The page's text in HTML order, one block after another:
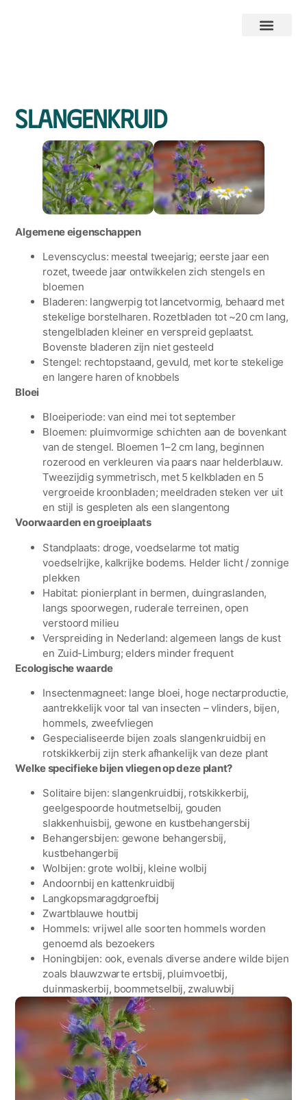
Slangenkruid
Algemene eigenschappen
Levenscyclus: meestal tweejarig; eerste jaar een
rozet, tweede jaar ontwikkelen zich stengels en
bloemen
Bladeren: langwerpig tot lancetvormig, behaard met
stekelige borstelharen. Rozetbladen tot ~20 cm lang,
stengelbladen kleiner en verspreid geplaatst.
Bovenste bladeren zijn niet gesteeld
Stengel: rechtopstaand, gevuld, met korte stekelige
en langere haren of knobbels
Bloei
Bloeiperiode: van eind mei tot september
Bloemen: pluimvormige schichten aan de bovenkant
van de stengel. Bloemen 1–2 cm lang, beginnen
rozerood en verkleuren via paars naar helderblauw.
Tweezijdig symmetrisch, met 5 kelkbladen en 5
vergroeide kroonbladen; meeldraden steken ver uit
en stijl is gespleten als een slangentong
Voorwaarden en groeiplaats
Standplaats: droge, voedselarme tot matig
voedselrijke, kalkrijke bodems. Helder licht / zonnige
plekken
Habitat: pionierplant in bermen, duingraslanden,
langs spoorwegen, ruderale terreinen, open
verstoord milieu
Verspreiding in Nederland: algemeen langs de kust
en Zuid-Limburg; elders minder frequent
Ecologische waarde
Insectenmagneet: lange bloei, hoge nectarproductie,
aantrekkelijk voor tal van insecten – vlinders, bijen,
hommels, zweefvliegen
Gespecialiseerde bijen zoals slangenkruidbij en
rotskikkerbij zijn sterk afhankelijk van deze plant
Welke specifieke bijen vliegen op deze plant?
Solitaire bijen: slangenkruidbij, rotskikkerbij,
geelgespoorde houtmetselbij, gouden
slakkenhuisbij, gewone en kustbehangersbij
Behangersbijen: gewone behangersbij,
kustbehangerbij
Wolbijen: grote wolbij, kleine wolbij
Andoornbij en kattenkruidbij
Langkopsmaragdgroefbij
Zwartblauwe houtbij
Hommels: vrijwel alle soorten hommels worden
genoemd als bezoekers
Honingbijen: ook, evenals diverse andere wilde bijen
zoals blauwzwarte ertsbij, pluimvoetbij,
duinmaskerbij, boommetselbij, zwaluwbij